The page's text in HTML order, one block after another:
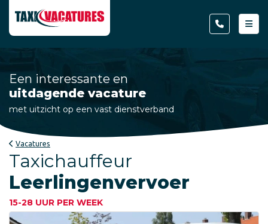
Een interessante en
uitdagende vacature
met uitzicht op een vast dienstverband
Vacatures
Taxichauffeur
Leerlingenvervoer
15-28 UUR PER WEEK